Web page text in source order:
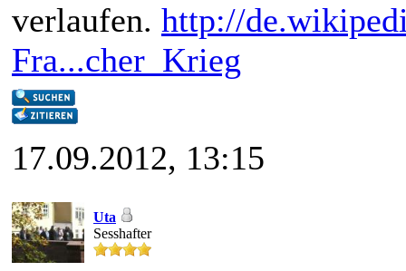
verlaufen. http://
Fra...cher_Krieg
17.09.2012, 13:15
Uta
Sesshafter